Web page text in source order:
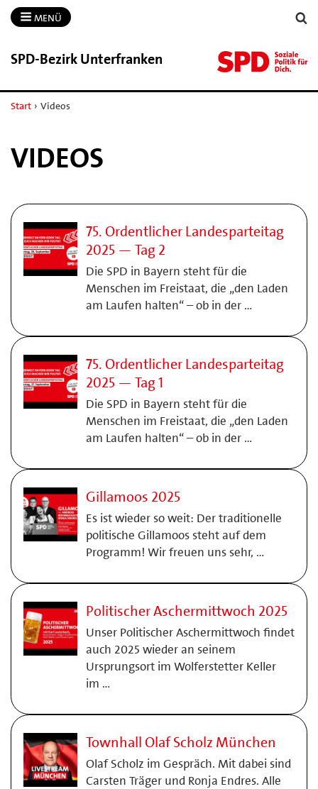
MENÜ
SPD-​Bezirk Unterfranken
Start › Videos
VIDEOS
75. Ordentlicher Landesparteitag
2025 — Tag 2
Die SPD in Bayern steht für die
Menschen im Freistaat, die „den Laden
am Laufen halten“ – ob in der …
75. Ordentlicher Landesparteitag
2025 — Tag 1
Die SPD in Bayern steht für die
Menschen im Freistaat, die „den Laden
am Laufen halten“ – ob in der …
Gillamoos 2025
Es ist wieder so weit: Der traditionelle
politische Gillamoos steht auf dem
Programm! Wir freuen uns sehr, …
Politischer Aschermittwoch 2025
Unser Politischer Aschermittwoch findet
auch 2025 wieder an seinem
Ursprungsort im Wolferstetter Keller
im …
Townhall Olaf Scholz München
Olaf Scholz im Gespräch. Mit dabei sind
Carsten Träger und Ronja Endres. Alle